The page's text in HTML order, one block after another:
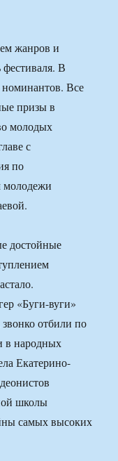
жанров и
фестиваля. В
Все
призы в
молодых
с
по
молодежи
достойные
«Буги-вуги»
отбили по
в народных
Екатерино-
школы
самых высоких